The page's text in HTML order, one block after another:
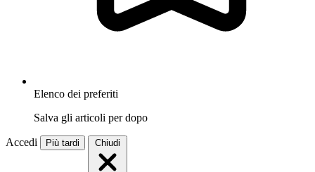
Elenco dei preferiti
Salva gli articoli per dopo
Accedi Più tardi Chiudi